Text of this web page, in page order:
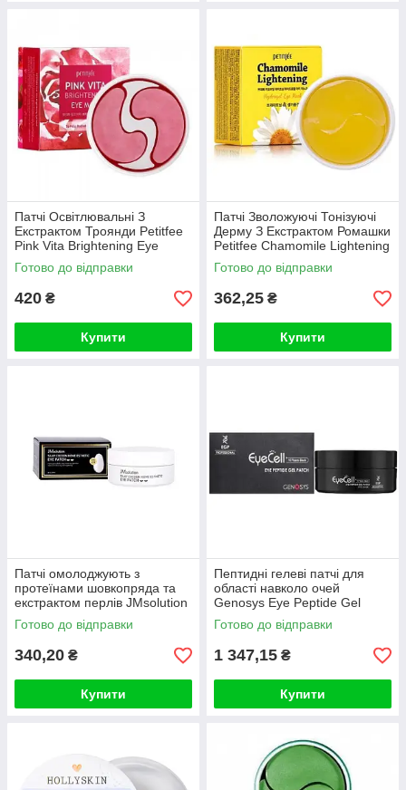
Патчі Освітлювальні З
Екстрактом Троянди Petitfee
Pink Vita Brightening Eye
Mask
Готово до відправки
420 ₴
Купити
Патчі Зволожуючі Тонізуючі
Дерму З Екстрактом Ромашки
Petitfee Chamomile Lightening
Hydrogel Eye Pat
Готово до відправки
362,25 ₴
Купити
Патчі омолоджують з
протеїнами шовкопряда та
екстрактом перлів JMsolution
Silky Cocoon Home Esthetic
Готово до відправки
340,20 ₴
Купити
Пептидні гелеві патчі для
області навколо очей
Genosys Eye Peptide Gel
Patch 60шт
Готово до відправки
1 347,15 ₴
Купити